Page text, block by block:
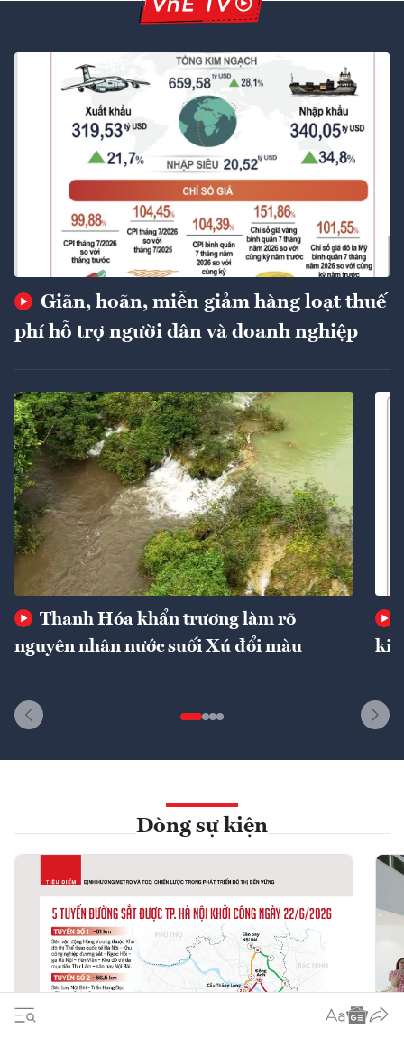
Giãn, hoãn, miễn giảm hàng loạt thuế
phí hỗ trợ người dân và doanh nghiệp
Thanh Hóa khẩn trương làm rõ
nguyên nhân nước suối Xú đổi màu
Dòng sự kiện